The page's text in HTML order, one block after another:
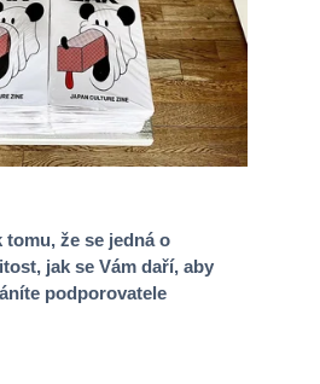
že se jedná o
jak se Vám daří, aby
podporovatele